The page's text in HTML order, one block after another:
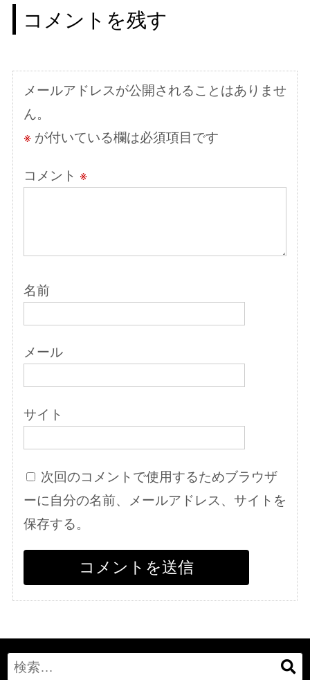
ー
シ
ョ
ン
コメントを残す
メールアドレスが公開されることはありませ
ん。
※が付いている欄は必須項目です
コメント ※
名前
メール
サイト
次回のコメントで使用するためブラウザ
ーに自分の名前、メールアドレス、サイトを
保存する。
Search